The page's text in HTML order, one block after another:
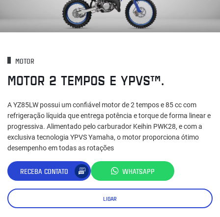
MOTOR
MOTOR 2 TEMPOS E YPVS™.
A YZ85LW possui um confiável motor de 2 tempos e 85 cc com
refrigeração líquida que entrega potência e torque de forma linear e
progressiva. Alimentado pelo carburador Keihin PWK28, e com a
exclusiva tecnologia YPVS Yamaha, o motor proporciona ótimo
desempenho em todas as rotações
RECEBA CONTATO WHATSAPP
LIGAR